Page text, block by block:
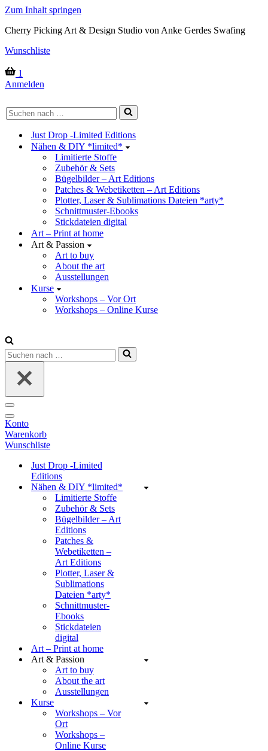
Zum Inhalt springen
Cherry Picking Art & Design Studio von Anke Gerdes Swafing
Wunschliste
Warenkorb
1
Anmelden
Suchen
nach …
Just Drop -Limited Editions
Nähen & DIY *limited*
Limitierte Stoffe
Zubehör & Sets
Bügelbilder – Art Editions
Patches & Webetiketten – Art Editions
Plotter, Laser & Sublimations Dateien *arty*
Schnittmuster-Ebooks
Stickdateien digital
Art – Print at home
Art & Passion
Art to buy
About the art
Ausstellungen
Kurse
Workshops – Vor Ort
Workshops – Online Kurse
Suchen
nach …
Navigations-
Menü
Navigations-
Menü
Konto
Warenkorb
Wunschliste
Just Drop -Limited
Editions
Nähen & DIY *limited*
Limitierte Stoffe
Zubehör & Sets
Bügelbilder – Art
Editions
Patches &
Webetiketten –
Art Editions
Plotter, Laser &
Sublimations
Dateien *arty*
Schnittmuster-
Ebooks
Stickdateien
digital
Art – Print at home
Art & Passion
Art to buy
About the art
Ausstellungen
Kurse
Workshops – Vor
Ort
Workshops –
Online Kurse